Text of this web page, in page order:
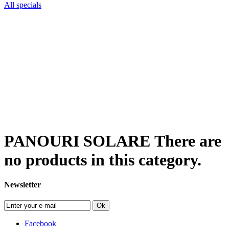
All specials
PANOURI SOLARE There are
no products in this category.
Newsletter
Ok
Facebook